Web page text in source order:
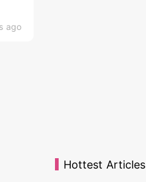
ago
Hottest Articles